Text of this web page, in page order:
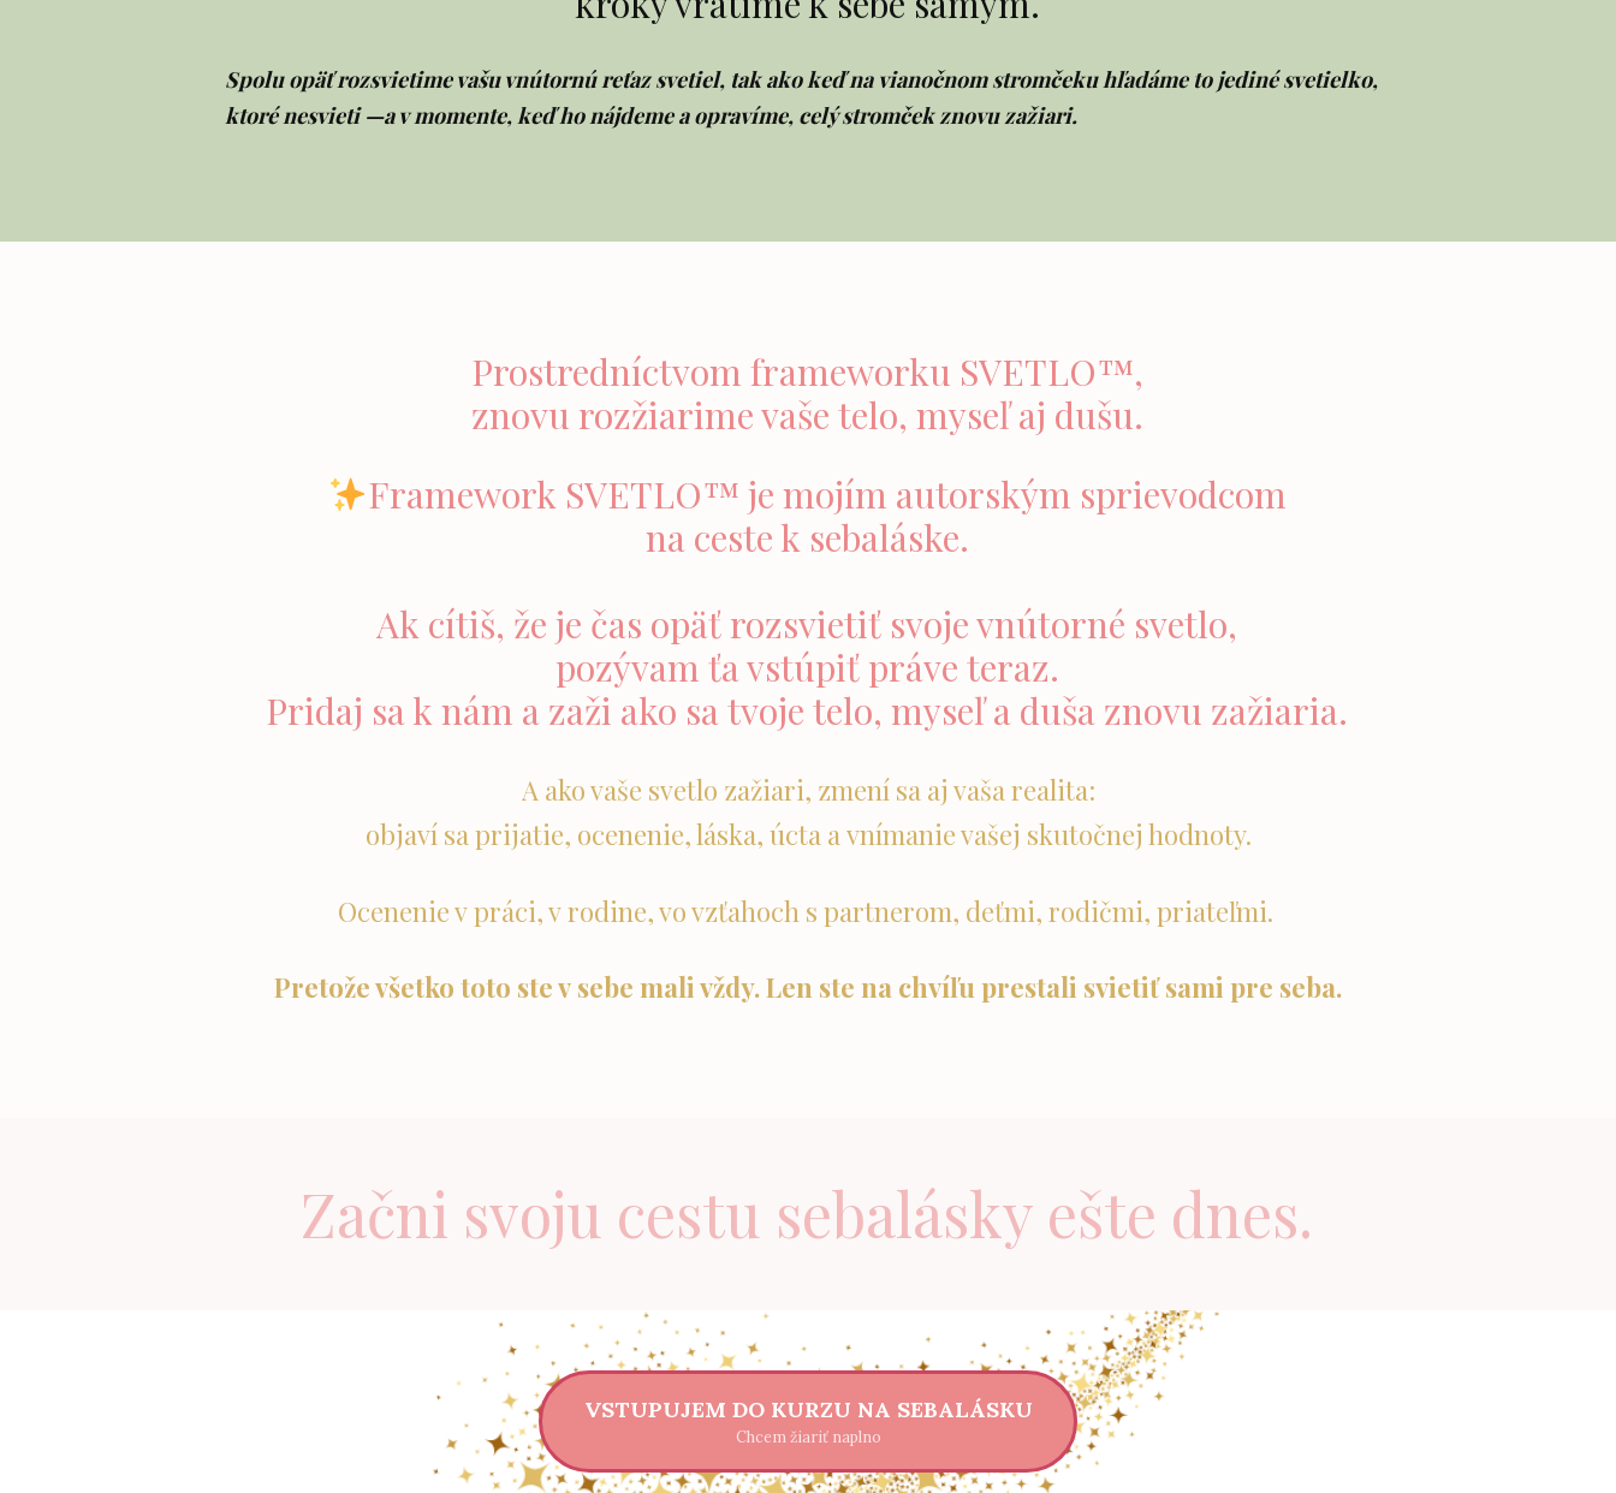
Spolu opäť rozsvietime vašu vnútornú reťaz svetiel, tak ako keď na vianočnom stromčeku hľadáme to jediné svetielko,
ktoré nesvieti —a v momente, keď ho nájdeme a opravíme, celý stromček znovu zažiari.
Prostredníctvom frameworku SVETLO™,
znovu rozžiarime vaše telo, myseľ aj dušu.
Framework SVETLO™ je mojím autorským sprievodcom
na ceste k sebaláske.
Ak cítiš, že je čas opäť rozsvietiť svoje vnútorné svetlo,
pozývam ťa vstúpiť práve teraz.
Pridaj sa k nám a zaži ako sa tvoje telo, myseľ a duša znovu zažiaria.
A ako vaše svetlo zažiari, zmení sa aj vaša realita:
objaví sa prijatie, ocenenie, láska, úcta a vnímanie vašej skutočnej hodnoty.
Ocenenie v práci, v rodine, vo vzťahoch s partnerom, deťmi, rodičmi, priateľmi.
Pretože všetko toto ste v sebe mali vždy. Len ste na chvíľu prestali svietiť sami pre seba.
Začni svoju cestu sebalásky ešte dnes.
VSTUPUJEM DO KURZU NA SEBALÁSKU
Chcem žiariť naplno